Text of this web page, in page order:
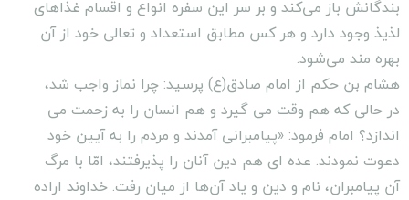
بندگانش باز می‌کند و بر سر این سفره انواع و اقسام غذاهای
لذیذ وجود دارد و هر کس مطابق استعداد و تعالی خود از آن
بهره مند می‌شود.
هشام بن حکم از امام صادق(ع) پرسید: چرا نماز واجب شد،
در حالی که هم وقت می گیرد و هم انسان را به زحمت می
اندازد؟ امام فرمود: «پیامبرانی آمدند و مردم را به آیین خود
دعوت نمودند. عده ای هم دین آنان را پذیرفتند، امّا با مرگ
آن پیامبران، نام و دین و یاد آن‌ها از میان رفت. خداوند اراده